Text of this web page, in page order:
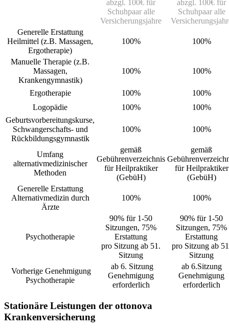
abzgl. 100€ für
Schuhpaar alle
Versicherungsjahre
abzgl. 100€ für
Schuhpaar alle
Generelle Erstattung
Heilmittel (z.B. Massagen,
Ergotherapie)
100% 100%
Manuelle Therapie (z.B.
Massagen,
Krankengymnastik)
100% 100%
Ergotherapie 100%
100%
Logopädie
100%
100%
Geburtsvorbereitungskurse,
Schwangerschafts- und
Rückbildungsgymnastik
100% 100%
Umfang
alternativmedizinischer
Methoden
gemäß
Gebührenverzeichnis
für Heilpraktiker
(GebüH)
gemäß
für Heilpraktiker
(GebüH)
Generelle Erstattung
Alternativmedizin durch
Ärzte
100% 100%
Psychotherapie
90% für 1-50
Sitzungen, 75%
Erstattung
pro Sitzung ab 51.
Sitzung
90% für 1-50
Sitzungen, 75%
Erstattung
pro Sitzung ab
Sitzung
Vorherige Genehmigung
Psychotherapie
ab 6. Sitzung
Genehmigung
erforderlich
ab 6.Sitzung
Genehmigung
erforderlich
Stationäre Leistungen der ottonova
Krankenversicherung